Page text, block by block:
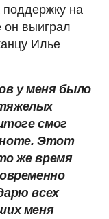
поддержку на
он выиграл
Илье
у меня было
смог
ноте. Этот
же время
всех
меня